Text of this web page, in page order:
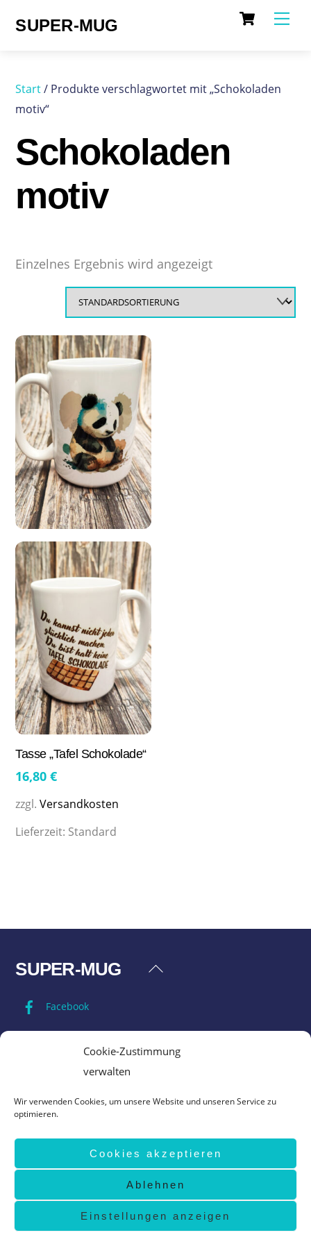
Cookie-Zustimmung
verwalten
Wir verwenden Cookies, um unsere Website und unseren Service zu
optimieren.
Cookies akzeptieren
Ablehnen
Einstellungen anzeigen
Cart
SUPER-MUG
Start/ Produkte verschlagwortet mit „Schokoladen
motiv“
Schokoladen
motiv
Einzelnes Ergebnis wird angezeigt
Tasse „Tafel Schokolade“
16,80€
zzgl.Versandkosten
Lieferzeit: Standard
Back
SUPER-MUG
Facebook
Vertrag widerrufen
Super-Mug 2026 design bywww.grafik-ewald.de